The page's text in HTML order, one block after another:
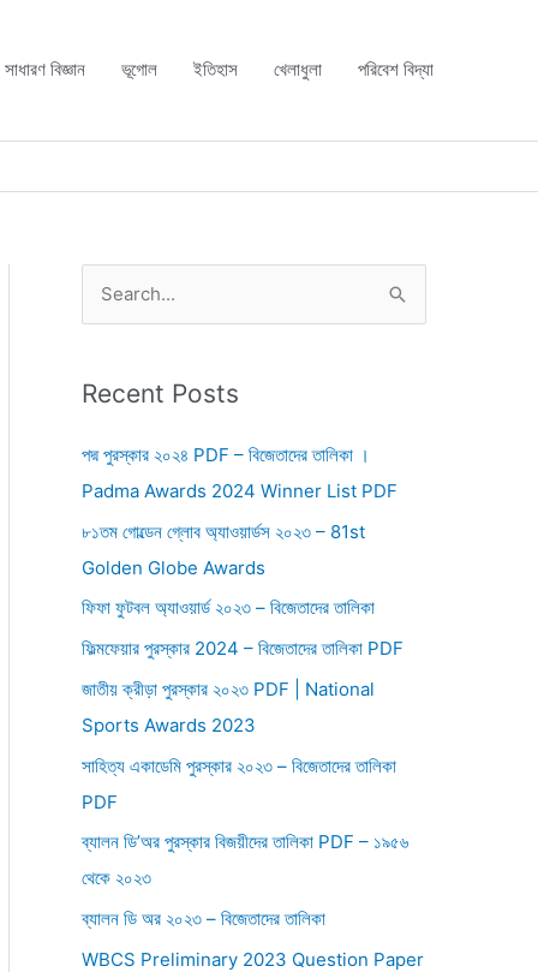
সাধারণ বিজ্ঞান ভূগোল ইতিহাস খেলাধুলা পরিবেশ বিদ্যা
r
h
f
o
r
:
Recent Posts
পদ্ম পুরস্কার ২০২৪ PDF – বিজেতাদের তালিকা ।
Padma Awards 2024 Winner List PDF
৮১তম গোল্ডেন গ্লোব অ্যাওয়ার্ডস ২০২৩ – 81st
Golden Globe Awards
ফিফা ফুটবল অ্যাওয়ার্ড ২০২৩ – বিজেতাদের তালিকা
ফিল্মফেয়ার পুরস্কার 2024 – বিজেতাদের তালিকা PDF
জাতীয় ক্রীড়া পুরস্কার ২০২৩ PDF | National
Sports Awards 2023
সাহিত্য একাডেমি পুরস্কার ২০২৩ – বিজেতাদের তালিকা
PDF
ব্যালন ডি’অর পুরস্কার বিজয়ীদের তালিকা PDF – ১৯৫৬
থেকে ২০২৩
ব্যালন ডি অর ২০২৩ – বিজেতাদের তালিকা
WBCS Preliminary 2023 Question Paper